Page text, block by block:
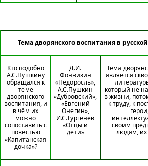
Тема дворянского воспитания в
Кто подобно
А.С.Пушкину
обращался к
теме
дворянского
воспитания, и
в чём их
можно
сопоставить с
повестью
«Капитанская
дочка»?
Д.И.
Фонвизин
«Недоросль»,
А.С.Пушкин
«Дубровский»,
«Евгений
Онегин»,
И.С.Тургенев
«Отцы и
дети»
Тема
является
который не
в жизни,
к труду, к
своим
людям,